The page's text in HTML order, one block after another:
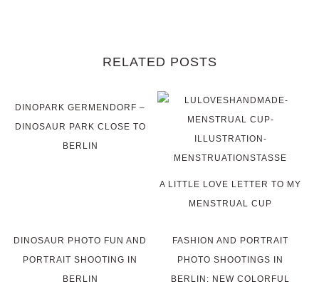
RELATED POSTS
DINOPARK GERMENDORF –
DINOSAUR PARK CLOSE TO
BERLIN
A LITTLE LOVE LETTER TO MY
MENSTRUAL CUP
DINOSAUR PHOTO FUN AND
PORTRAIT SHOOTING IN
BERLIN
FASHION AND PORTRAIT
PHOTO SHOOTINGS IN
BERLIN: NEW COLORFUL